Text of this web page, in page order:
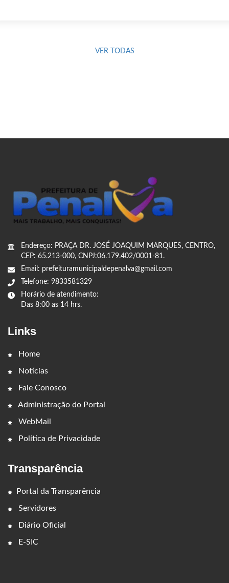
VER TODAS
Endereço: PRAÇA DR. JOSÉ JOAQUIM MARQUES, CENTRO,
CEP: 65.213-000, CNPJ:06.179.402/0001-81.
Email: prefeituramunicipaldepenalva@gmail.com
Telefone: 9833581329
Horário de atendimento:
Das 8:00 as 14 hrs.
Links
Home
Notícias
Fale Conosco
Administração do Portal
WebMail
Política de Privacidade
Transparência
Portal da Transparência
Servidores
Diário Oficial
E-SIC